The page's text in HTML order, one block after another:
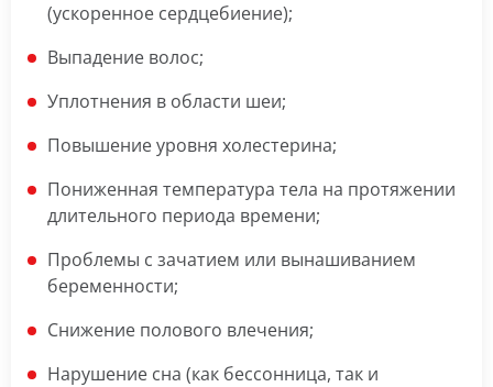
(ускоренное сердцебиение);
Выпадение волос;
Уплотнения в области шеи;
Повышение уровня холестерина;
Пониженная температура тела на протяжении
длительного периода времени;
Проблемы с зачатием или вынашиванием
беременности;
Снижение полового влечения;
Нарушение сна (как бессонница, так и